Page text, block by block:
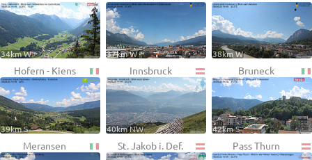
34km W 37km W 38km W
Hofern - Kiens
39km S
Innsbruck
40km NW
Bruneck
42km S
Meransen St. Jakob i. Def. Pass Thurn